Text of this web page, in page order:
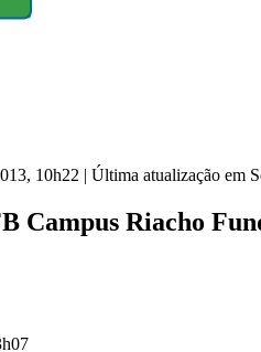
10h22 | Última atualização em
Campus Riacho